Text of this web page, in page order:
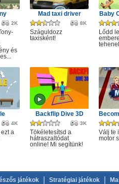
2K
és
Mad taxi driver
8K
Száguldozz
taxisként!
Baby
Lődd
4K
a
Backflip Dive 3D
3K
Tökéletesítsd a
hátraszaltódat
online! Mi segítünk!
Válj te
motor
játékok Stratégiai játékok